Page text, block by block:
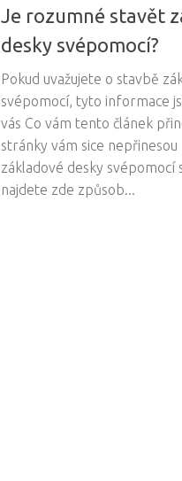
Je rozumné stavět
desky svépomocí?
Pokud uvažujete o stavbě
svépomocí, tyto informace
vás Co vám tento článek
stránky vám sice
základové desky svépomocí
najdete zde způsob...